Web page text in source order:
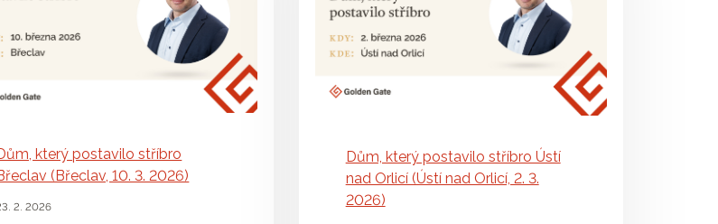
který postavilo stříbro
(Břeclav, 10. 3. 2026)
2. 2026
Dům, který postavilo stříbro Ústí
nad Orlicí (Ústí nad Orlicí, 2. 3.
2026)